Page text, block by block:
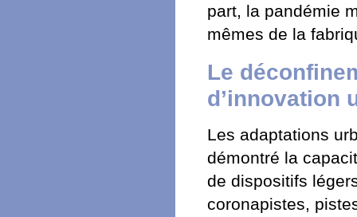
part, la pandémie
mêmes de la
Le
d’innovation
Les adaptations
démontré la
de dispositifs
coronapistes,